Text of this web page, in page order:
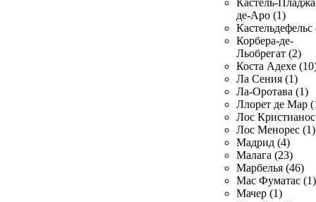
Кастель-
де-Аро (1)
Кастельдефельс
Корбера-де-
Льобрегат (2)
Коста Адехе
Ла Сения (1)
Ла-Оротава (1)
Ллорет де Мар
Лос
Лос Менорес (1)
Мадрид (4)
Малага (23)
Марбелья (46)
Мас Фуматас (1)
Мачер (1)